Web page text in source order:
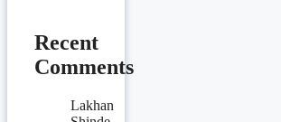
Recent
Comments
Lakhan